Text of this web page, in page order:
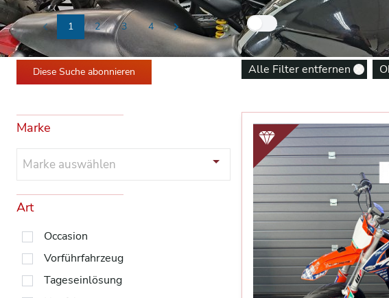
Previous
1 2 3 4 Next
Nur Neuzugänge
Diese Suche abonnieren Alle Filter entfernen
Marke
Marke auswählen
Art
Occasion
Vorführfahrzeug
Tageseinlösung